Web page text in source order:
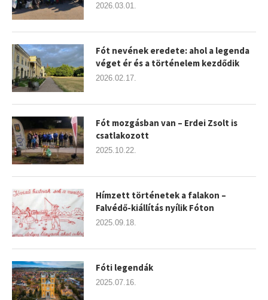
2026.03.01.
Fót nevének eredete: ahol a legenda
véget ér és a történelem kezdődik
2026.02.17.
Fót mozgásban van – Erdei Zsolt is
csatlakozott
2025.10.22.
Hímzett történetek a falakon –
Falvédő-kiállítás nyílik Fóton
2025.09.18.
Fóti legendák
2025.07.16.